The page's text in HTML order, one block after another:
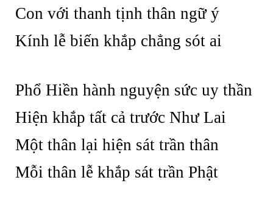
Con với thanh tịnh thân ngữ ý
Kính lễ biến khắp chẳng sót ai
Phổ Hiền hành nguyện sức uy thần
Hiện khắp tất cả trước Như Lai
Một thân lại hiện sát trần thân
Mỗi thân lễ khắp sát trần Phật